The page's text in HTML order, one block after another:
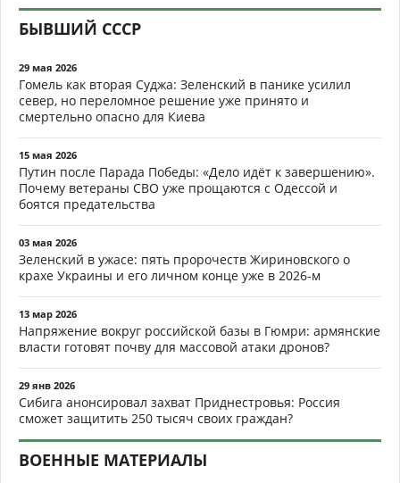
БЫВШИЙ СССР
29 мая 2026
Гомель как вторая Суджа: Зеленский в панике усилил
север, но переломное решение уже принято и
смертельно опасно для Киева
15 мая 2026
Путин после Парада Победы: «Дело идёт к завершению».
Почему ветераны СВО уже прощаются с Одессой и
боятся предательства
03 мая 2026
Зеленский в ужасе: пять пророчеств Жириновского о
крахе Украины и его личном конце уже в 2026-м
13 мар 2026
Напряжение вокруг российской базы в Гюмри: армянские
власти готовят почву для массовой атаки дронов?
29 янв 2026
Сибига анонсировал захват Приднестровья: Россия
сможет защитить 250 тысяч своих граждан?
ВОЕННЫЕ МАТЕРИАЛЫ